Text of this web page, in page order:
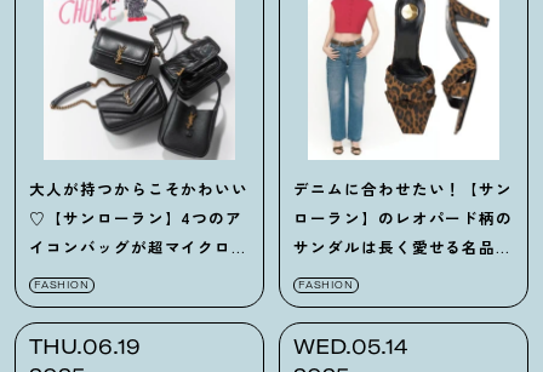
大人が持つからこそかわいい
♡【サンローラン】4つのア
イコンバッグが超マイクロモ
デルで登場
FASHION
デニムに合わせたい！【サン
ローラン】のレオパード柄の
サンダルは長く愛せる名品で
す
FASHION
THU.06.19
WED.05.14